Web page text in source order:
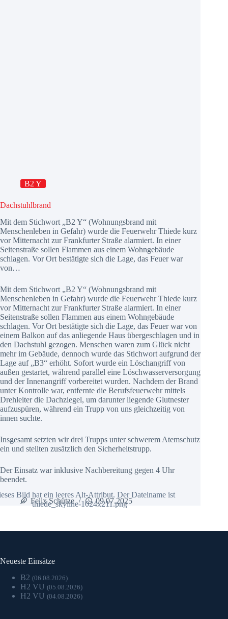
B2 Y
Dachstuhlbrand
Mit dem Stichwort „B2 Y“ (Wohnungsbrand mit
Menschenleben in Gefahr) wurde die Feuerwehr Thiede kurz
vor Mitternacht zur Frankfurter Straße alarmiert. In einer
Seitenstraße sollen Flammen aus einem Wohngebäude
schlagen. Vor Ort bestätigte sich die Lage, das Feuer war
von…
Mit dem Stichwort „B2 Y“ (Wohnungsbrand mit
Menschenleben in Gefahr) wurde die Feuerwehr Thiede kurz
vor Mitternacht zur Frankfurter Straße alarmiert. In einer
Seitenstraße sollen Flammen aus einem Wohngebäude
schlagen. Vor Ort bestätigte sich die Lage, das Feuer war von
einem Balkon auf das anliegende Haus übergeschlagen und in
den Dachstuhl gezogen. Menschen waren zum Glück nicht
mehr im Gebäude, dennoch wurde das Stichwort aufgrund der
Lage auf „B3“ erhöht. Sofort wurde ein Löschangriff von
außen gestartet, während parallel eine Löschwasserversorgung
und der Innenangriff vorbereitet wurden. Nachdem der Brand
unter Kontrolle war, entfernte die Berufsfeuerwehr mittels
Drehleiter die Dachziegel, um darunter liegende Glutnester
aufzuspüren, während ein Trupp von uns gleichzeitig von
innen suchte.
Insgesamt setzten wir drei Trupps unter schwerem Atemschutz
ein und stellten zusätzlich den Sicherheitstrupp.
Der Einsatz war inklusive Nachbereitung gegen 4 Uhr
beendet.
Felix Schütze 09.07.2025
Neueste Einsätze
B2 (06.08.2026)
H2 VU (05.08.2026)
H2 VU (04.08.2026)